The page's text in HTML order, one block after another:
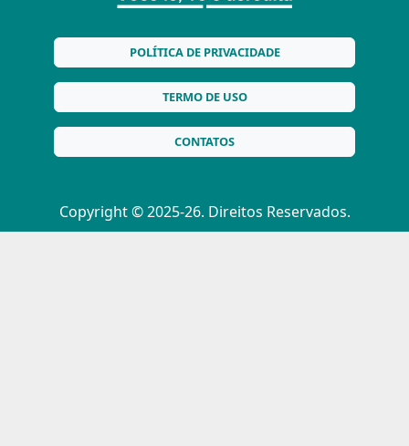
POLÍTICA DE PRIVACIDADE
TERMO DE USO
CONTATOS
Copyright © 2025-26. Direitos Reservados.